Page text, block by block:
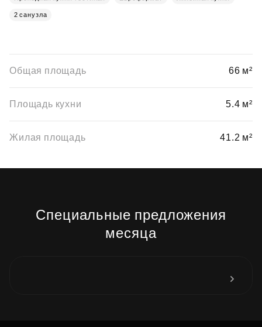
2 санузла
Общая площадь 66 м²
Площадь кухни 5.4 м²
Жилая площадь 41.2 м²
Специальные предложения
месяца